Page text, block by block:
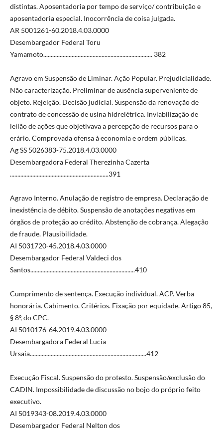
distintas. Aposentadoria por tempo de serviço/ contribuição e
aposentadoria especial. Inocorrência de coisa julgada.
AR 5001261-60.2018.4.03.0000
Desembargador Federal Toru
Yamamoto......................................................................... 382
Agravo em Suspensão de Liminar. Ação Popular. Prejudicialidade.
Não caracterização. Preliminar de ausência superveniente de
objeto. Rejeição. Decisão judicial. Suspensão da renovação de
contrato de concessão de usina hidrelétrica. Inviabilização de
leilão de ações que objetivava a percepção de recursos para o
erário. Comprovada ofensa à economia e ordem públicas.
Ag SS 5026383-75.2018.4.03.0000
Desembargadora Federal Therezinha Cazerta
..................................................................391
Agravo Interno. Anulação de registro de empresa. Declaração de
inexistência de débito. Suspensão de anotações negativas em
órgãos de proteção ao crédito. Abstenção de cobrança. Alegação
de fraude. Plausibilidade.
AI 5031720-45.2018.4.03.0000
Desembargador Federal Valdeci dos
Santos......................................................................410
Cumprimento de sentença. Execução individual. ACP. Verba
honorária. Cabimento. Critérios. Fixação por equidade. Artigo 85,
§ 8º, do CPC.
AI 5010176-64.2019.4.03.0000
Desembargadora Federal Lucia
Ursaia..............................................................................412
Execução Fiscal. Suspensão do protesto. Suspensão/exclusão do
CADIN. Impossibilidade de discussão no bojo do próprio feito
executivo.
AI 5019343-08.2019.4.03.0000
Desembargador Federal Nelton dos